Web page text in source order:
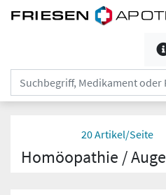
20 Artikel/Seite
Homöopathie / Auge